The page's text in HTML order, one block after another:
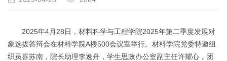
2025年4月28日，材料科学与工程学院2025年第二季度发展对
象选拔答辩会在材料学院A楼500会议室举行。材料学院党委特邀组
织员喜苏南，院长助理李逸舟，学生思政办公室副主任许耀心，团